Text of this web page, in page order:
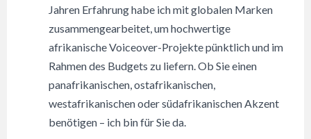
Jahren Erfahrung habe ich mit globalen Marken
zusammengearbeitet, um hochwertige
afrikanische Voiceover-Projekte pünktlich und im
Rahmen des Budgets zu liefern. Ob Sie einen
panafrikanischen, ostafrikanischen,
westafrikanischen oder südafrikanischen Akzent
benötigen – ich bin für Sie da.